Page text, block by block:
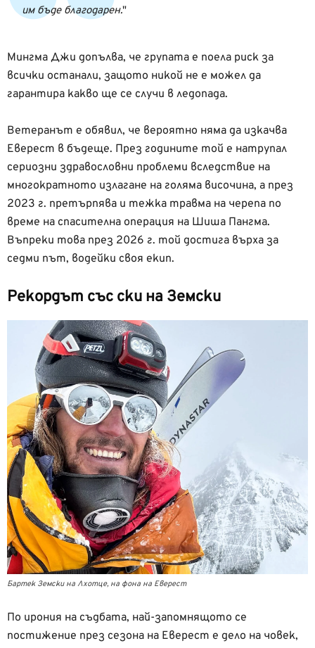
им бъде благодарен.
Мингма Джи допълва, че групата е поела риск за
всички останали, защото никой не е можел да
гарантира какво ще се случи в ледопада.
Ветеранът е обявил, че вероятно няма да изкачва
Еверест в бъдеще. През годините той е натрупал
сериозни здравословни проблеми вследствие на
многократното излагане на голяма височина, а през
2023 г. претърпява и тежка травма на черепа по
време на спасителна операция на Шиша Пангма.
Въпреки това през 2026 г. той достига върха за
седми път, водейки своя екип.
Рекордът със ски на Земски
Бартек Земски на Лхотце, на фона на Еверест
По ирония на съдбата, най-запомнящото се
постижение през сезона на Еверест е дело на човек,